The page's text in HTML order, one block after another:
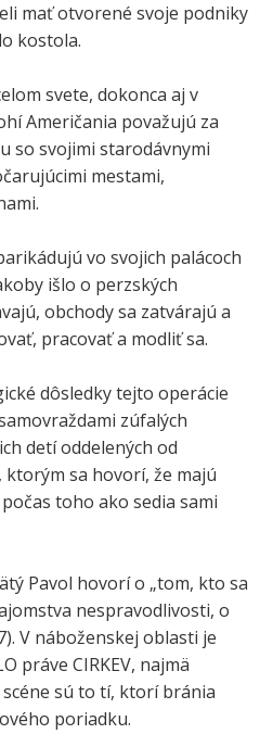
mať otvorené svoje podniky
kostola.
svete, dokonca aj v
Američania považujú za
so svojimi starodávnymi
mestami,
vo svojich palácoch
išlo o perzských
obchody sa zatvárajú a
pracovať a modliť sa.
dôsledky tejto operácie
zúfalých
detí oddelených od
sa hovorí, že majú
toho ako sedia sami
Pavol hovorí o „tom, kto sa
nespravodlivosti, o
V náboženskej oblasti je
práve CIRKEV, najmä
sú to tí, ktorí bránia
poriadku.